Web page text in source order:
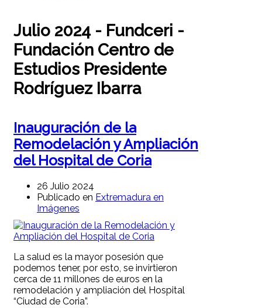
Julio 2024 - Fundceri -
Fundación Centro de
Estudios Presidente
Rodríguez Ibarra
Inauguración de la
Remodelación y Ampliación
del Hospital de Coria
26 Julio 2024
Publicado en Extremadura en
Imágenes
La salud es la mayor posesión que
podemos tener, por esto, se invirtieron
cerca de 11 millones de euros en la
remodelación y ampliación del Hospital
“Ciudad de Coria”.